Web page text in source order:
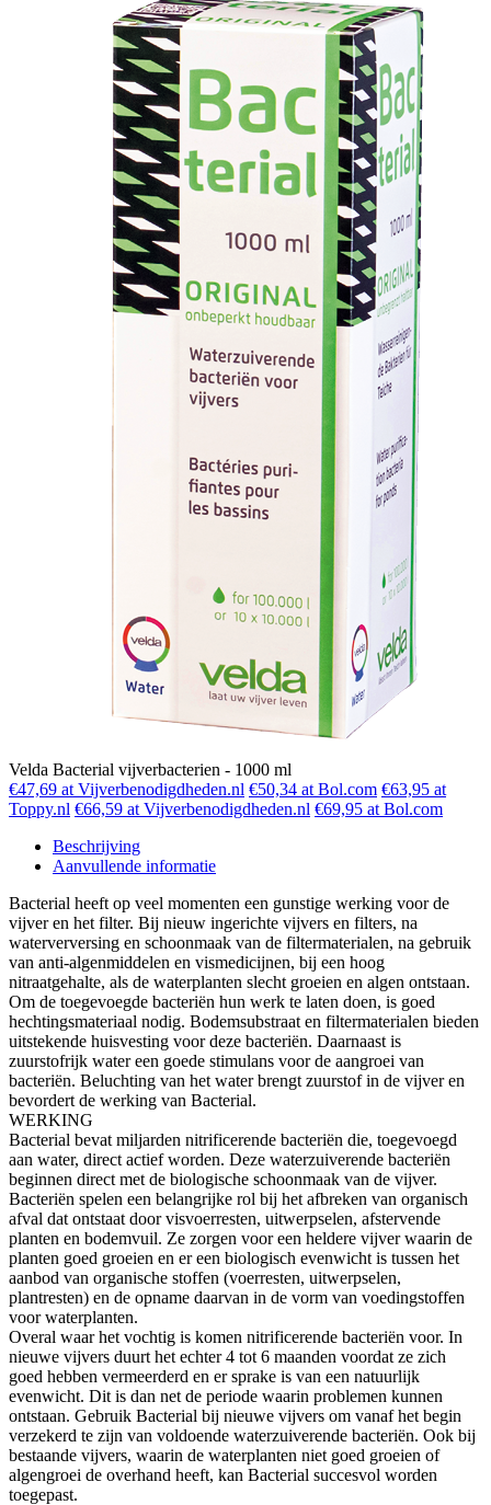
Velda Bacterial vijverbacterien - 1000 ml
€47,69 at Vijverbenodigdheden.nl €50,34 at Bol.com €63,95 at
Toppy.nl €66,59 at Vijverbenodigdheden.nl €69,95 at Bol.com
Beschrijving
Aanvullende informatie
Bacterial heeft op veel momenten een gunstige werking voor de
vijver en het filter. Bij nieuw ingerichte vijvers en filters, na
waterverversing en schoonmaak van de filtermaterialen, na gebruik
van anti-algenmiddelen en vismedicijnen, bij een hoog
nitraatgehalte, als de waterplanten slecht groeien en algen ontstaan.
Om de toegevoegde bacteriën hun werk te laten doen, is goed
hechtingsmateriaal nodig. Bodemsubstraat en filtermaterialen bieden
uitstekende huisvesting voor deze bacteriën. Daarnaast is
zuurstofrijk water een goede stimulans voor de aangroei van
bacteriën. Beluchting van het water brengt zuurstof in de vijver en
bevordert de werking van Bacterial.
WERKING
Bacterial bevat miljarden nitrificerende bacteriën die, toegevoegd
aan water, direct actief worden. Deze waterzuiverende bacteriën
beginnen direct met de biologische schoonmaak van de vijver.
Bacteriën spelen een belangrijke rol bij het afbreken van organisch
afval dat ontstaat door visvoerresten, uitwerpselen, afstervende
planten en bodemvuil. Ze zorgen voor een heldere vijver waarin de
planten goed groeien en er een biologisch evenwicht is tussen het
aanbod van organische stoffen (voerresten, uitwerpselen,
plantresten) en de opname daarvan in de vorm van voedingstoffen
voor waterplanten.
Overal waar het vochtig is komen nitrificerende bacteriën voor. In
nieuwe vijvers duurt het echter 4 tot 6 maanden voordat ze zich
goed hebben vermeerderd en er sprake is van een natuurlijk
evenwicht. Dit is dan net de periode waarin problemen kunnen
ontstaan. Gebruik Bacterial bij nieuwe vijvers om vanaf het begin
verzekerd te zijn van voldoende waterzuiverende bacteriën. Ook bij
bestaande vijvers, waarin de waterplanten niet goed groeien of
algengroei de overhand heeft, kan Bacterial succesvol worden
toegepast.